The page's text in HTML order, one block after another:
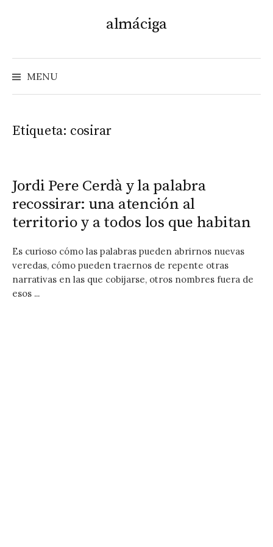
almáciga
MENU
Etiqueta: cosirar
Jordi Pere Cerdà y la palabra
recossirar: una atención al
territorio y a todos los que habitan
Es curioso cómo las palabras pueden abrirnos nuevas
veredas, cómo pueden traernos de repente otras
narrativas en las que cobijarse, otros nombres fuera de
esos ...